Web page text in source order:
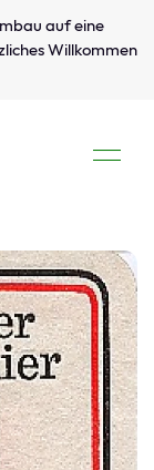
auf eine
Willkommen